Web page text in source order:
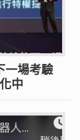
一場考驗
中